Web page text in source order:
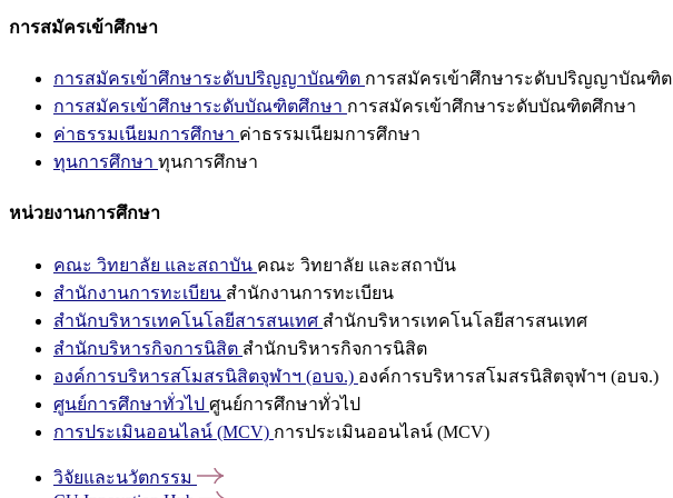
การสมัครเข้าศึกษา
การสมัครเข้าศึกษาระดับปริญญาบัณฑิต การสมัครเข้าศึกษาระดับปริญญาบัณฑิต
การสมัครเข้าศึกษาระดับบัณฑิตศึกษา การสมัครเข้าศึกษาระดับบัณฑิตศึกษา
ค่าธรรมเนียมการศึกษา ค่าธรรมเนียมการศึกษา
ทุนการศึกษา ทุนการศึกษา
หน่วยงานการศึกษา
คณะ วิทยาลัย และสถาบัน คณะ วิทยาลัย และสถาบัน
สำนักงานการทะเบียน สำนักงานการทะเบียน
สำนักบริหารเทคโนโลยีสารสนเทศ สำนักบริหารเทคโนโลยีสารสนเทศ
สำนักบริหารกิจการนิสิต สำนักบริหารกิจการนิสิต
องค์การบริหารสโมสรนิสิตจุฬาฯ (อบจ.) องค์การบริหารสโมสรนิสิตจุฬาฯ (อบจ.)
ศูนย์การศึกษาทั่วไป ศูนย์การศึกษาทั่วไป
การประเมินออนไลน์ (MCV) การประเมินออนไลน์ (MCV)
วิจัยและนวัตกรรม